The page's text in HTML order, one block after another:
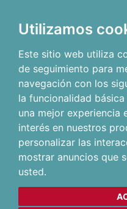
Utilizamos
Este sitio web utiliza
de seguimiento para
navegación con los
la funcionalidad
una mejor experiencia
interés en nuestros
personalizar las
mostrar anuncios que
usted.